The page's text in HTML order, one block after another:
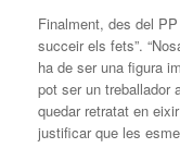
Finalment, des del
succeir els fets”.
ha de ser una figura
pot ser un treballador
quedar retratat en
justificar que les